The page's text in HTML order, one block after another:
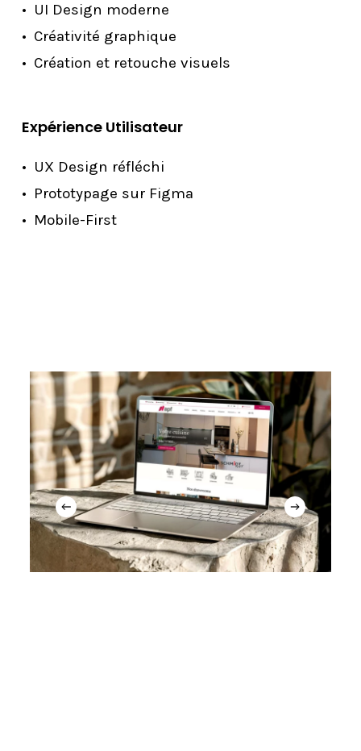
UI Design moderne
Créativité graphique
Création et retouche visuels
Expérience Utilisateur
UX Design réfléchi
Prototypage sur Figma
Mobile-First